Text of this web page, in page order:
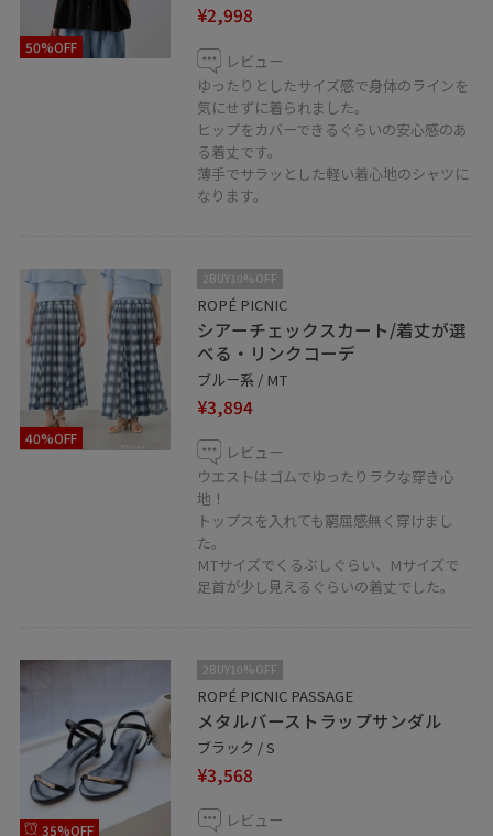
50%OFF
¥2,998
レビュー
ゆったりとしたサイズ感で身体のラインを
気にせずに着られました。
ヒップをカバーできるぐらいの安心感のあ
る着丈です。
薄手でサラッとした軽い着心地のシャツに
なります。
40%OFF
2BUY10%OFF
ROPÉ PICNIC
シアーチェックスカート/着丈が選
べる・リンクコーデ
ブルー系 / MT
¥3,894
レビュー
ウエストはゴムでゆったりラクな穿き心
地！
トップスを入れても窮屈感無く穿けまし
た。
MTサイズでくるぶしぐらい、Mサイズで
足首が少し見えるぐらいの着丈でした。
35%OFF
2BUY10%OFF
ROPÉ PICNIC PASSAGE
メタルバーストラップサンダル
ブラック / S
¥3,568
レビュー